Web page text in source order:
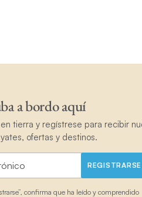
a bordo aquí
tierra y regístrese para recibir
ofertas y destinos.
REGISTRARSE
confirma que ha leído y comprendido